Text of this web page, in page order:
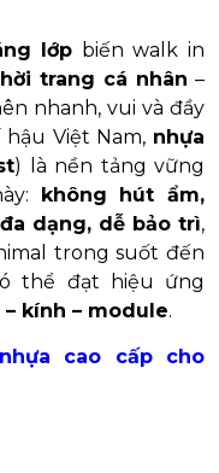
lớp biến walk in
trang cá nhân –
nhanh, vui và đầy
Việt Nam, nhựa
) là nền tảng vững
không hút ẩm,
dạng, dễ bảo trì,
trong suốt đến
thể đạt hiệu ứng
– kính – module.
cao cấp cho